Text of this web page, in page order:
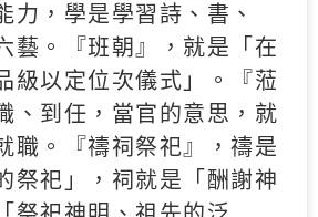
力，學是學習詩、書、
藝。『班朝』，就是「在
級以定位次儀式」。『蒞
、到任，當官的意思，就
職。『禱祠祭祀』，禱是
祭祀」，祠就是「酬謝神